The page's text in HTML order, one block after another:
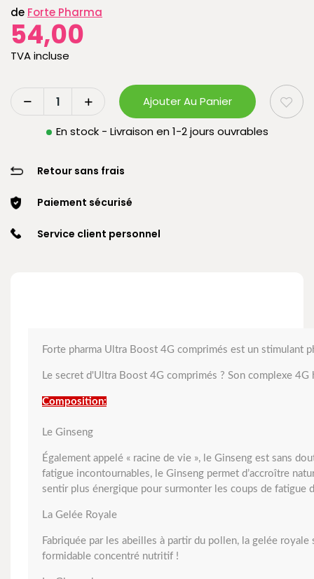
de Forte Pharma
54,00
TVA incluse
Ajouter Au Panier
En stock - Livraison en 1-2 jours ouvrables
Retour sans frais
Paiement sécurisé
Service client personnel
Forte pharma Ultra Boost 4G comprimés est un stimulant
Le secret d'Ultra Boost 4G comprimés ? Son complexe
Composition:
Le Ginseng
Également appelé « racine de vie », le Ginseng est sans
fatigue incontournables, le Ginseng permet d’accroître
sentir plus énergique pour surmonter les coups de fatigue
La Gelée Royale
Fabriquée par les abeilles à partir du pollen, la gelée
formidable concentré nutritif !